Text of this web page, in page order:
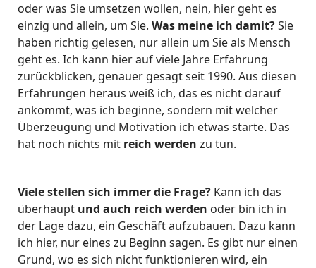
oder was Sie umsetzen wollen, nein, hier geht es
einzig und allein, um Sie. Was meine ich damit?Sie
haben richtig gelesen, nur allein um Sie als Mensch
geht es. Ich kann hier auf viele Jahre Erfahrung
zurückblicken, genauer gesagt seit 1990. Aus diesen
Erfahrungen heraus weiß ich, das es nicht darauf
ankommt, was ich beginne, sondern mit welcher
Überzeugung und Motivation ich etwas starte. Das
hat noch nichts mit reich werden zu tun.
Viele stellen sich immer die Frage? Kann ich das
überhaupt und auch reich werden oder bin ich in
der Lage dazu, ein Geschäft aufzubauen. Dazu kann
ich hier, nur eines zu Beginn sagen. Es gibt nur einen
Grund, wo es sich nicht funktionieren wird, ein